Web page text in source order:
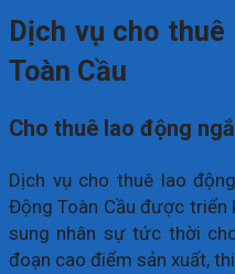
Dịch vụ cho
Toàn Cầu
Cho thuê lao động
Dịch vụ cho thuê lao
Động Toàn Cầu được triển
sung nhân sự tức thời
đoạn cao điểm sản xuất,